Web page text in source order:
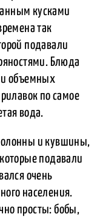
кусками
так
подавали
Блюда
объемных
по самое
вода.
и кувшины,
подавали
очень
населения.
просты: бобы,